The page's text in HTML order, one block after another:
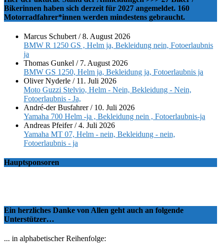
Bikerinnen haben sich derzeit für 2027 angemeldet. 160
Motorradfahrer*innen werden mindestens gebraucht.
Marcus Schubert /8. August 2026
BMW R 1250 GS , Helm ja, Bekleidung nein, Fotoerlaubnis
ja
Thomas Gunkel / 7. August 2026
BMW GS 1250, Helm ja, Bekleidung ja, Fotoerlaubnis ja
Oliver Nyderle / 11. Juli 2026
Moto Guzzi Stelvio, Helm - Nein, Bekleidung - Nein,
Fotoerlaubnis - Ja,
André-der Busfahrer/ 10. Juli 2026
Yamaha 700 Helm -ja , Bekleidung nein , Fotoerlaubnis-ja
Andreas Pfeifer/4. Juli 2026
Yamaha MT 07, Helm - nein, Bekleidung - nein,
Fotoerlaubnis - ja
Hauptsponsoren
Ein herzliches Danke von Allen geht auch an folgende
Unterstützer…
... in alphabetischer Reihenfolge: